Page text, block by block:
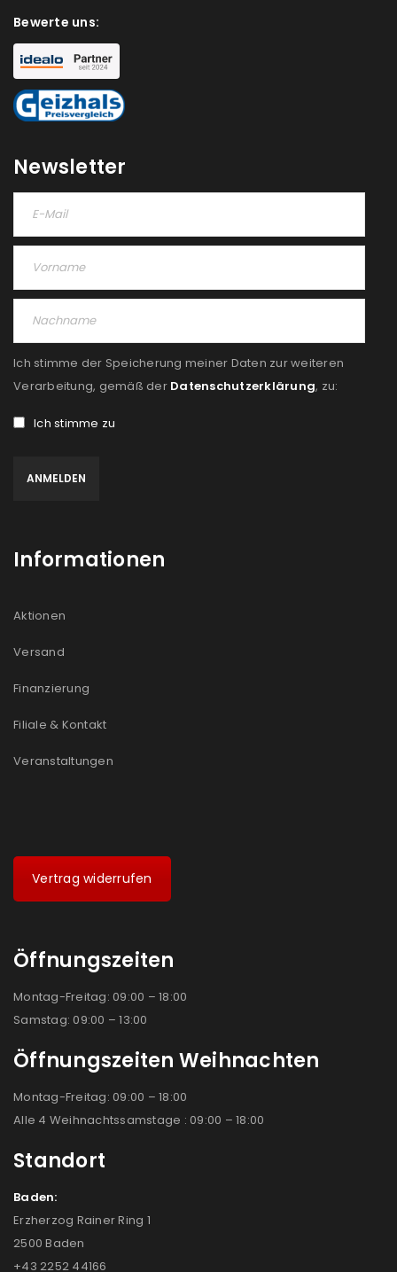
Ein Link zum Erstellen eines neuen Passworts wird an
deine E-Mail-Adresse gesendet.
NEWSLETTER ABONNIEREN
Please select all the ways you would like to hear from
akzeptiere dieDatenschutzerklärung. *
REGISTRIEREN
Bewerte uns:
Newsletter
Ich stimme der Speicherung meiner Daten zur weiteren
Verarbeitung, gemäß der Datenschutzerklärung, zu:
Ich stimme zu
Informationen
Aktionen
Versand
Finanzierung
Filiale & Kontakt
Veranstaltungen
Vertrag widerrufen
Öffnungszeiten
Montag-Freitag: 09:00 – 18:00
Samstag: 09:00 – 13:00
Öffnungszeiten Weihnachten
Montag-Freitag: 09:00 – 18:00
Alle 4 Weihnachtssamstage : 09:00 – 18:00
Standort
Baden:
Erzherzog Rainer Ring 1
2500 Baden
+43 2252 44166